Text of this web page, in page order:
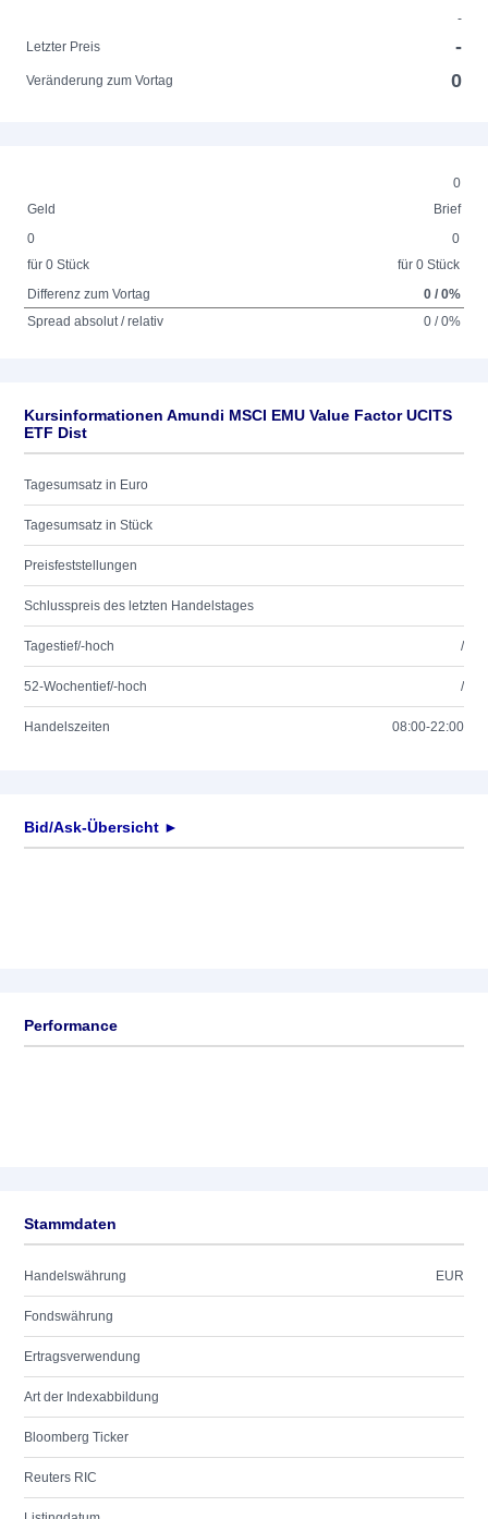
-
Letzter Preis
-
Veränderung zum Vortag 0
0
Geld
Brief
0
für 0 Stück
0
für 0 Stück
Differenz zum Vortag
0 / 0%
Spread absolut / relativ
0 / 0%
Kursinformationen Amundi MSCI EMU Value Factor UCITS
ETF Dist
Tagesumsatz in Euro
Tagesumsatz in Stück
Preisfeststellungen
Schlusspreis des letzten Handelstages
Tagestief/-hoch /
52-Wochentief/-hoch /
Handelszeiten 08:00-22:00
Bid/Ask-Übersicht ►
Performance
Stammdaten
Handelswährung EUR
Fondswährung
Ertragsverwendung
Art der Indexabbildung
Bloomberg Ticker
Reuters RIC